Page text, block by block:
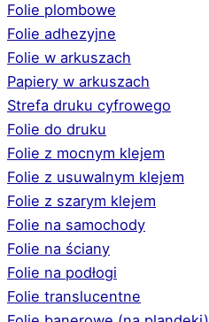
Folie plombowe
Folie adhezyjne
Folie w arkuszach
Papiery w arkuszach
Strefa druku cyfrowego
Folie do druku
Folie z mocnym klejem
Folie z usuwalnym klejem
Folie z szarym klejem
Folie na samochody
Folie na ściany
Folie na podłogi
Folie translucentne